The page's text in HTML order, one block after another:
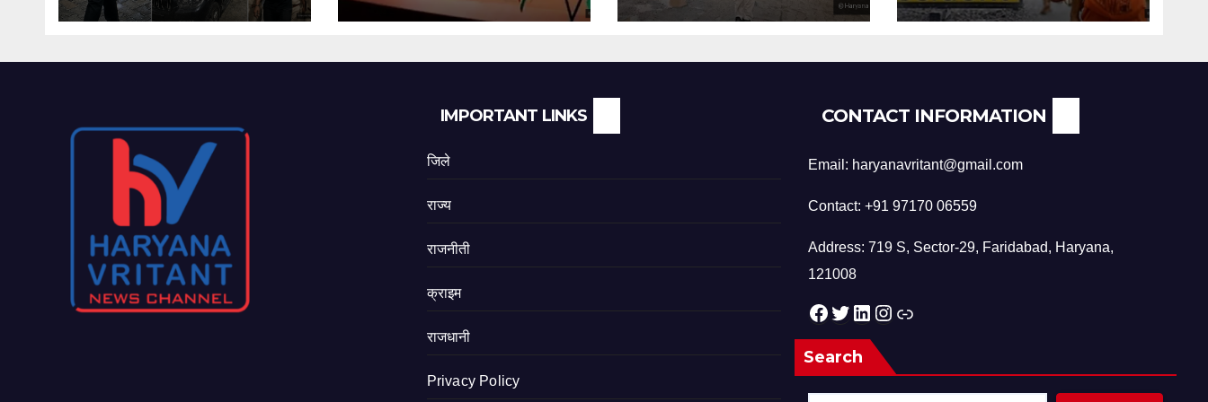
IAS शामिल
IMPORTANT LINKS
जिले
राज्य
राजनीती
क्राइम
राजधानी
Privacy Policy
CONTACT INFORMATION
Email: haryanavritant@gmail.com
Contact: +91 97170 06559
Address: 719 S, Sector-29, Faridabad, Haryana,
121008
Facebook Twitter LinkedIn Instagram Link
Search